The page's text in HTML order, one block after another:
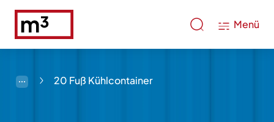
Menü
20 Fuß Kühlcontainer